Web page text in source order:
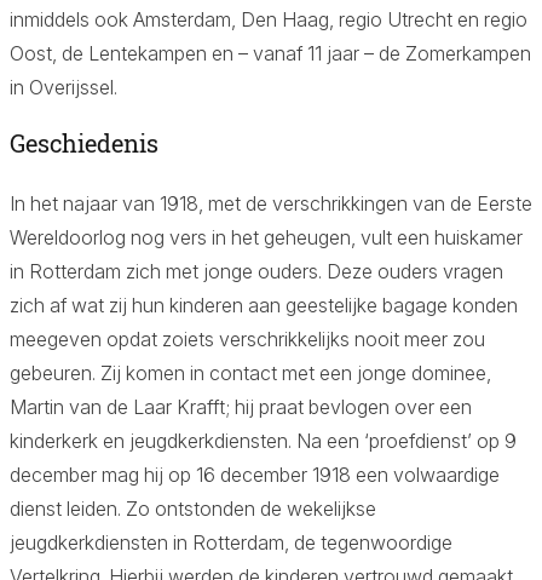
inmiddels ook Amsterdam, Den Haag, regio Utrecht en regio
Oost, de Lentekampen en – vanaf 11 jaar – de Zomerkampen
in Overijssel.
Aa
Geschiedenis
In het najaar van 1918, met de verschrikkingen van de Eerste
Wereldoorlog nog vers in het geheugen, vult een huiskamer
in Rotterdam zich met jonge ouders. Deze ouders vragen
zich af wat zij hun kinderen aan geestelijke bagage konden
meegeven opdat zoiets verschrikkelijks nooit meer zou
gebeuren. Zij komen in contact met een jonge dominee,
Martin van de Laar Krafft; hij praat bevlogen over een
kinderkerk en jeugdkerkdiensten. Na een ‘proefdienst’ op 9
december mag hij op 16 december 1918 een volwaardige
dienst leiden. Zo ontstonden de wekelijkse
jeugdkerkdiensten in Rotterdam, de tegenwoordige